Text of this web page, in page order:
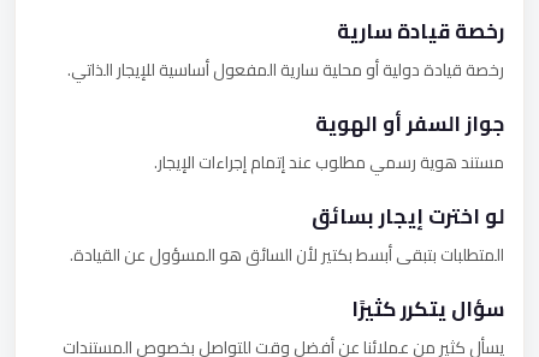
رخصة قيادة سارية
رخصة قيادة دولية أو محلية سارية المفعول أساسية للإيجار الذاتي.
جواز السفر أو الهوية
مستند هوية رسمي مطلوب عند إتمام إجراءات الإيجار.
لو اخترت إيجار بسائق
المتطلبات بتبقى أبسط بكتير لأن السائق هو المسؤول عن القيادة.
سؤال يتكرر كثيرًا
يسأل كثير من عملائنا عن أفضل وقت للتواصل بخصوص المستندات